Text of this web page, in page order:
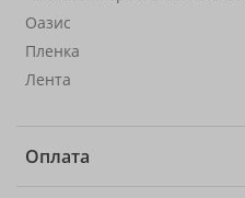
Оазис
Пленка
Лента
Оплата